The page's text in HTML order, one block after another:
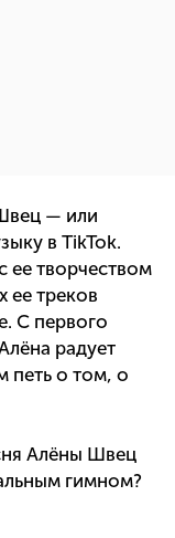
— или
в TikTok.
ее творчеством
ее треков
С первого
радует
петь о том, о
Алёны Швец
гимном?